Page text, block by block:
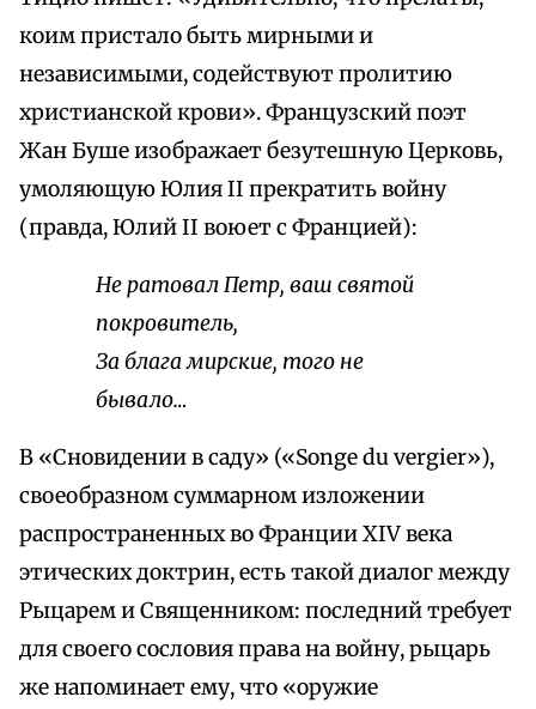
коим пристало быть мирными и
независимыми, содействуют пролитию
христианской крови». Французский поэт
Жан Буше изображает безутешную Церковь,
умоляющую Юлия II прекратить войну
(правда, Юлий II воюет с Францией):
Не ратовал Петр, ваш святой
покровитель,
За блага мирские, того не
бывало…
В «Сновидении в саду» («Songe du vergier»),
своеобразном суммарном изложении
распространенных во Франции XIV века
этических доктрин, есть такой диалог между
Рыцарем и Священником: последний требует
для своего сословия права на войну, рыцарь
же напоминает ему, что «оружие